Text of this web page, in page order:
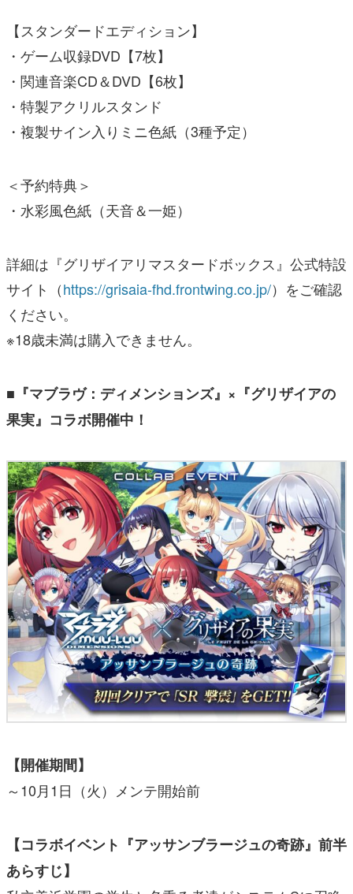
【スタンダードエディション】
・ゲーム収録DVD【7枚】
・関連音楽CD＆DVD【6枚】
・特製アクリルスタンド
・複製サイン入りミニ色紙（3種予定）
＜予約特典＞
・水彩風色紙（天音＆一姫）
詳細は『グリザイアリマスタードボックス』公式特設
サイト（https://grisaia-fhd.frontwing.co.jp/）をご確認
ください。
※18歳未満は購入できません。
■『マブラヴ：ディメンションズ』×『グリザイアの
果実』コラボ開催中！
【開催期間】
～10月1日（火）メンテ開始前
【コラボイベント『アッサンブラージュの奇跡』前半
あらすじ】